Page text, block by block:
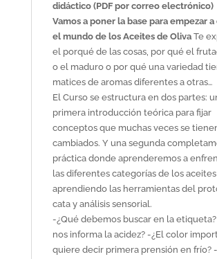
cantidad
didáctico (PDF por correo electrónico)
Vamos a poner la base para empezar
el mundo de los Aceites de OlivaTe
el porqué de las cosas, por qué el
o el maduro o por qué una variedad
matices de aromas diferentes a otras…
El Curso se estructura en dos partes:
primera introducción teórica para fijar
conceptos que muchas veces se
cambiados. Y una segunda
práctica donde aprenderemos a
las diferentes categorías de los
aprendiendo las herramientas del
cata y análisis sensorial.
-¿Qué debemos buscar en la
nos informa la acidez? -¿El color
quiere decir primera prensión en frío? -